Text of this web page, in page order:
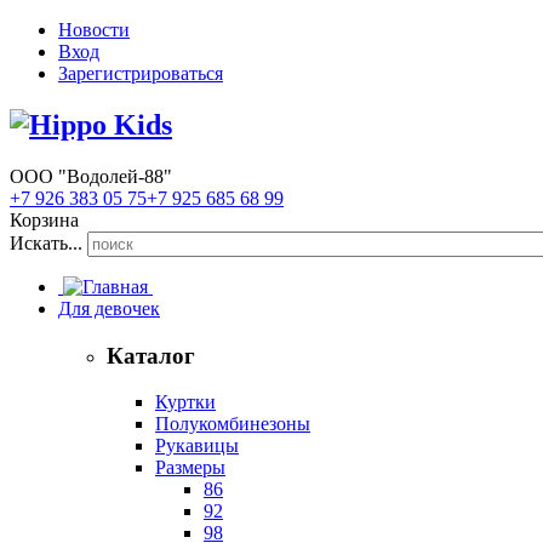
Новости
Вход
Зарегистрироваться
ООО "Водолей-88"
+7 926 383 05 75+7 925 685 68 99
Корзина
Искать...
Для девочек
Каталог
Куртки
Полукомбинезоны
Рукавицы
Размеры
86
92
98